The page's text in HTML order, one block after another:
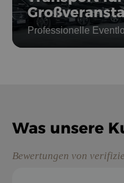
Professionelle
Was unsere
Bewertungen von